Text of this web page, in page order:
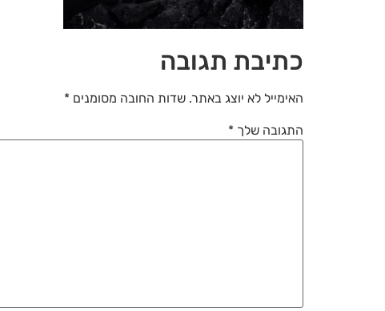
כתיבת תגובה
האימייל לא יוצג באתר. שדות החובה מסומנים *
התגובה שלך *